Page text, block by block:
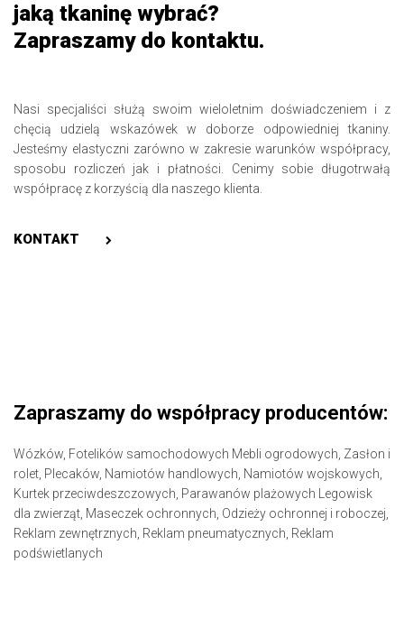
jaką tkaninę wybrać?
Zapraszamy do kontaktu.
Nasi specjaliści służą swoim wieloletnim doświadczeniem i z
chęcią udzielą wskazówek w doborze odpowiedniej tkaniny.
Jesteśmy elastyczni zarówno w zakresie warunków współpracy,
sposobu rozliczeń jak i płatności. Cenimy sobie długotrwałą
współpracę z korzyścią dla naszego klienta.
KONTAKT
Zapraszamy do współpracy producentów:
Wózków, Fotelików samochodowych Mebli ogrodowych, Zasłon i
rolet, Plecaków, Namiotów handlowych, Namiotów wojskowych,
Kurtek przeciwdeszczowych, Parawanów plażowych
Legowisk
dla zwierząt, Maseczek ochronnych, Odzieży ochronnej i roboczej,
Reklam zewnętrznych, Reklam pneumatycznych, Reklam
podświetlanych